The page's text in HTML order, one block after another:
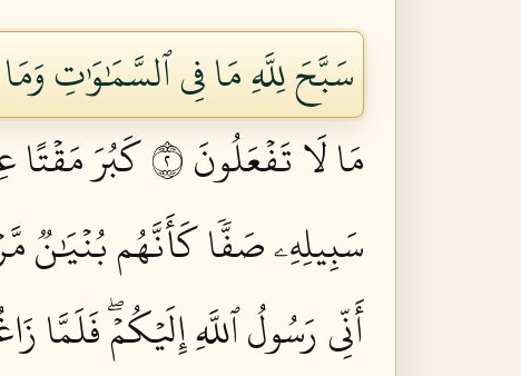
سَبَّحَ لِلَّهِ مَا فِي ٱلسَّمَٰوَٰتِ وَمَا
مَا لَا تَفۡعَلُونَ ٢
كَبُرَ مَقۡتًا
سَبِيلِهِۦ صَفّٗا كَأَنَّهُم بُنۡيَٰنٞ
أَنِّي رَسُولُ ٱللَّهِ إِلَيۡكُمۡۖ فَلَمَّا